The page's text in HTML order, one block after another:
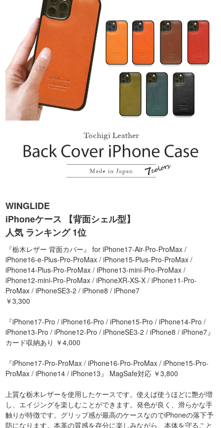
WINGLIDE
iPhoneケース 【背面シェル型】
人気 ランキング 1位
『栃木レザー 背面カバー』 for iPhone17-Air-Pro-ProMax /
iPhone16-e-Plus-Pro-ProMax / iPhone15-Plus-Pro-ProMax /
iPhone14-Plus-Pro-ProMax / iPhone13-mini-Pro-ProMax /
iPhone12-mini-Pro-ProMax / iPhoneXR-XS-X / iPhone11-Pro-
ProMax / iPhoneSE3-2 / iPhone8 / iPhone7
￥3,300
『iPhone17-Pro / iPhone16-Pro / iPhone15-Pro / iPhone14-Pro /
iPhone13-Pro / iPhone12-Pro / iPhoneSE3-2 / iPhone8 / iPhone7』
カード収納あり ￥4,000
『iPhone17-Pro-ProMax / iPhone16-Pro-ProMax / iPhone15-Pro-
ProMax / iPhone14 / iPhone13』 MagSafe対応 ￥3,800
上質な栃木レザーを使用したケースです。使えば使うほどに艶が増
し、エイジングを楽しむことができます。発色が良く、滑らかな手
触りが特徴です。グリップ感が最高のケースなのでiPhoneの落下予
防になります。本革の質感を存分に楽しみながら、本体を守ること